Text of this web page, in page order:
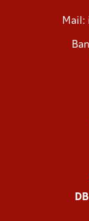
Mail: